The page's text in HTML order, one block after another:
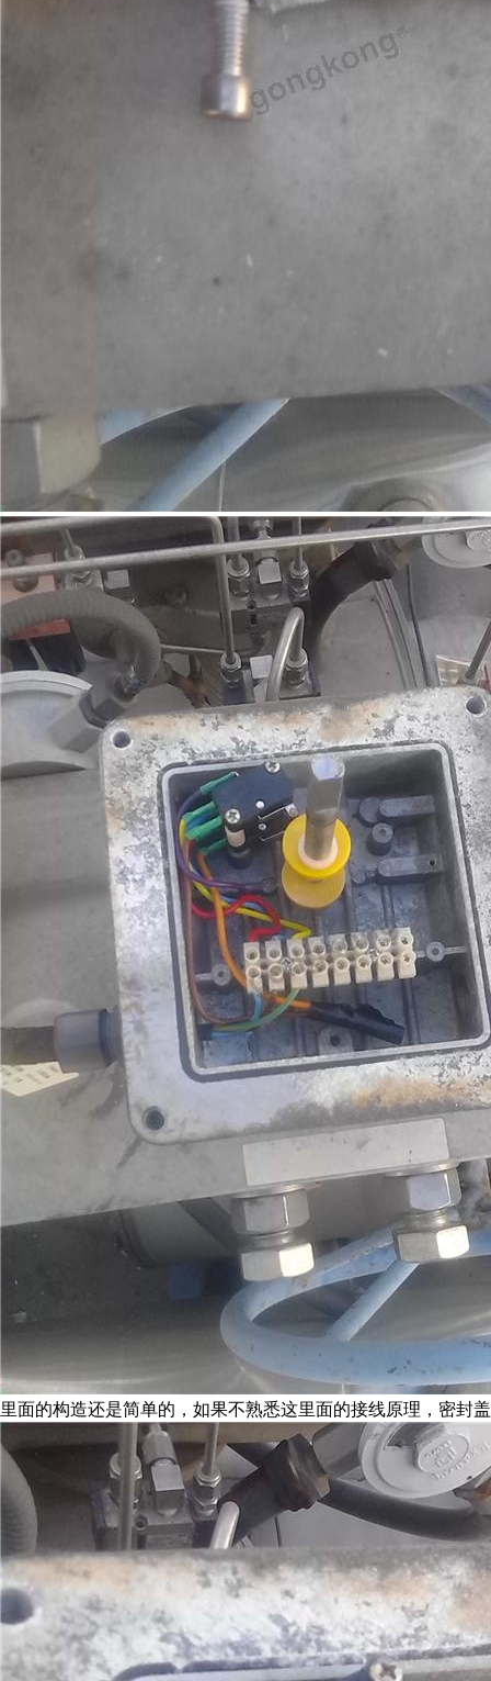
里面的构造还是简单的，如果不熟悉这里面的接线原理，密封